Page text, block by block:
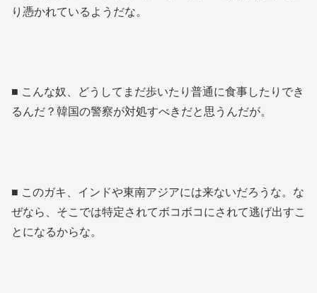
り憑かれているようだな。
■ こんな奴、どうしてまだ歩いたり普通に食事したりでき
るんだ？韓国の警察が対処すべきだと思うんだが。
■ このガキ、インドや東南アジアには来ないだろうな。な
ぜなら、そこでは特定されてボコボコにされて逃げ出すこ
とになるからな。